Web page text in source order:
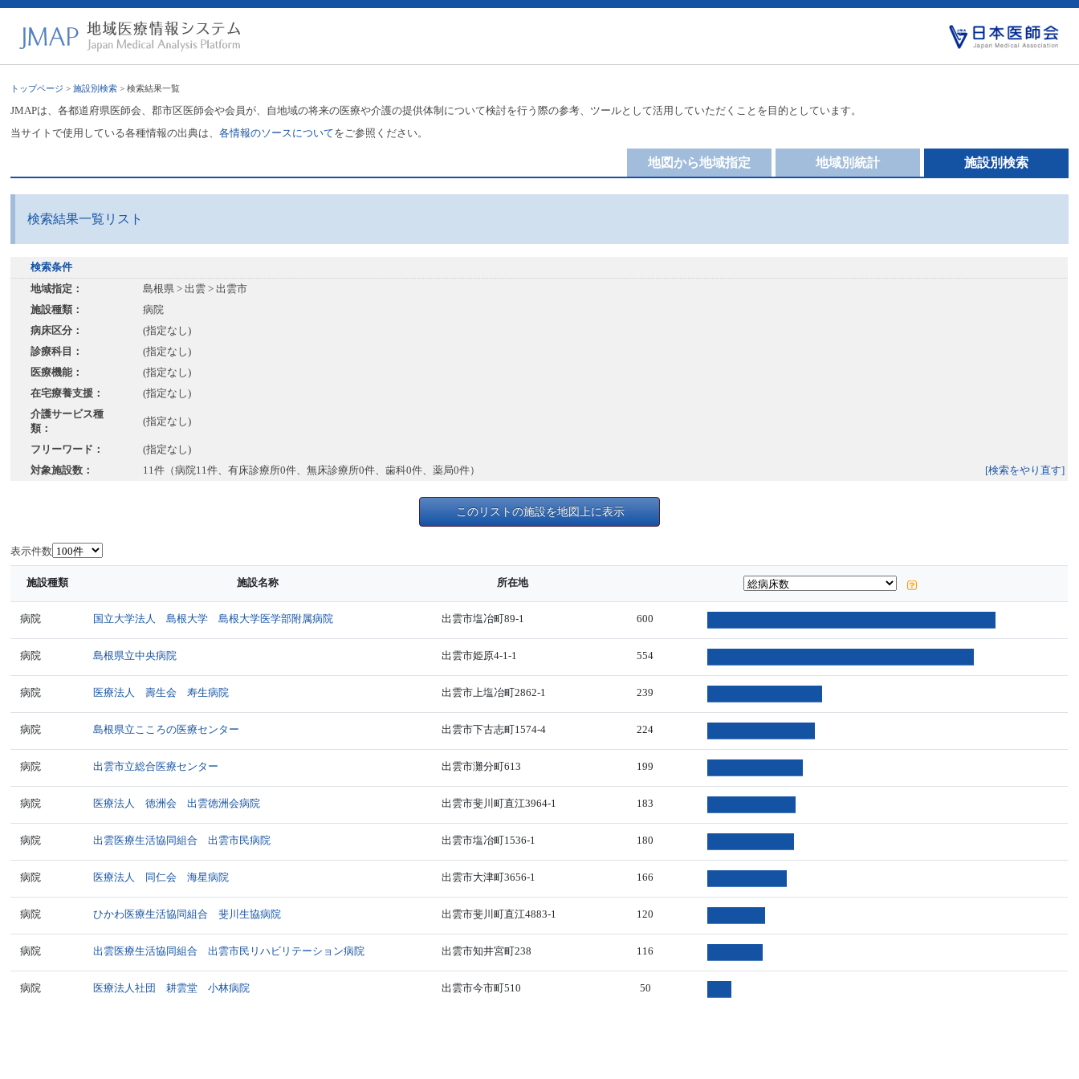
トップページ >施設別検索 > 検索結果一覧
JMAPは、各都道府県医師会、郡市区医師会や会員が、自地域の将来の医療や介護の提供体制について検討を行う際の参考、ツールとして活用していただくことを目的としています。
当サイトで使用している各種情報の出典は、各情報のソースについてをご参照ください。
施設別検索
地域別統計
地図から地域指定
検索結果一覧リスト
検索条件
地域指定：
島根県 > 出雲 > 出雲市
施設種類：
病院
病床区分：
(指定なし)
診療科目：
(指定なし)
医療機能：
(指定なし)
在宅療養支援：
(指定なし)
介護サービス種
類：
(指定なし)
フリーワード：
(指定なし)
対象施設数：
11件（病院11件、有床診療所0件、無床診療所0件、歯科0件、薬局0件） [検索をやり直す]
このリストの施設を地図上に表示
表示件数
施設種類 施設名称 所在地
病院 国立大学法人 島根大学 島根大学医学部附属病院 出雲市塩冶町89-1 600
病院 島根県立中央病院 出雲市姫原4-1-1 554
病院 医療法人 壽生会 寿生病院 出雲市上塩冶町2862-1 239
病院 島根県立こころの医療センター 出雲市下古志町1574-4 224
病院 出雲市立総合医療センター 出雲市灘分町613 199
病院 医療法人 徳洲会 出雲徳洲会病院 出雲市斐川町直江3964-1 183
病院 出雲医療生活協同組合 出雲市民病院 出雲市塩冶町1536-1 180
病院 医療法人 同仁会 海星病院 出雲市大津町3656-1 166
病院 ひかわ医療生活協同組合 斐川生協病院 出雲市斐川町直江4883-1 120
病院 出雲医療生活協同組合 出雲市民リハビリテーション病院 出雲市知井宮町238 116
病院 医療法人社団 耕雲堂 小林病院 出雲市今市町510 50